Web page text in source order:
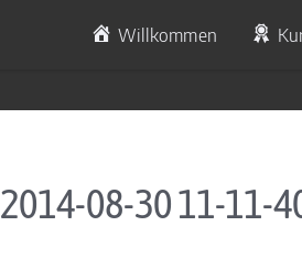
Willkommen
2014-08-30 11-11-